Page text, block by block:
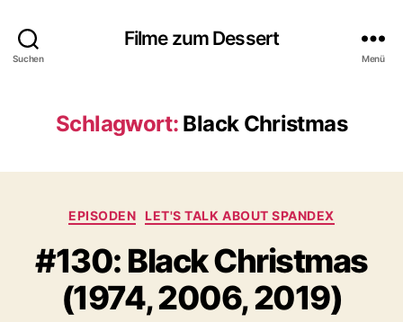
Suchen
Filme zum Dessert
Menü
Schlagwort: Black Christmas
Kategorien
EPISODEN LET'S TALK ABOUT SPANDEX
#130: Black Christmas
(1974, 2006, 2019)